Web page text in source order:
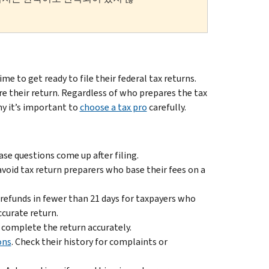
to get ready to file their federal tax returns.
their return. Regardless of who prepares the tax
it’s important tochoose a tax procarefully.
questions come up after filing.
tax return preparers who base their fees on a
in fewer than 21 days for taxpayers who
return.
the return accurately.
. Check their history for complaints or